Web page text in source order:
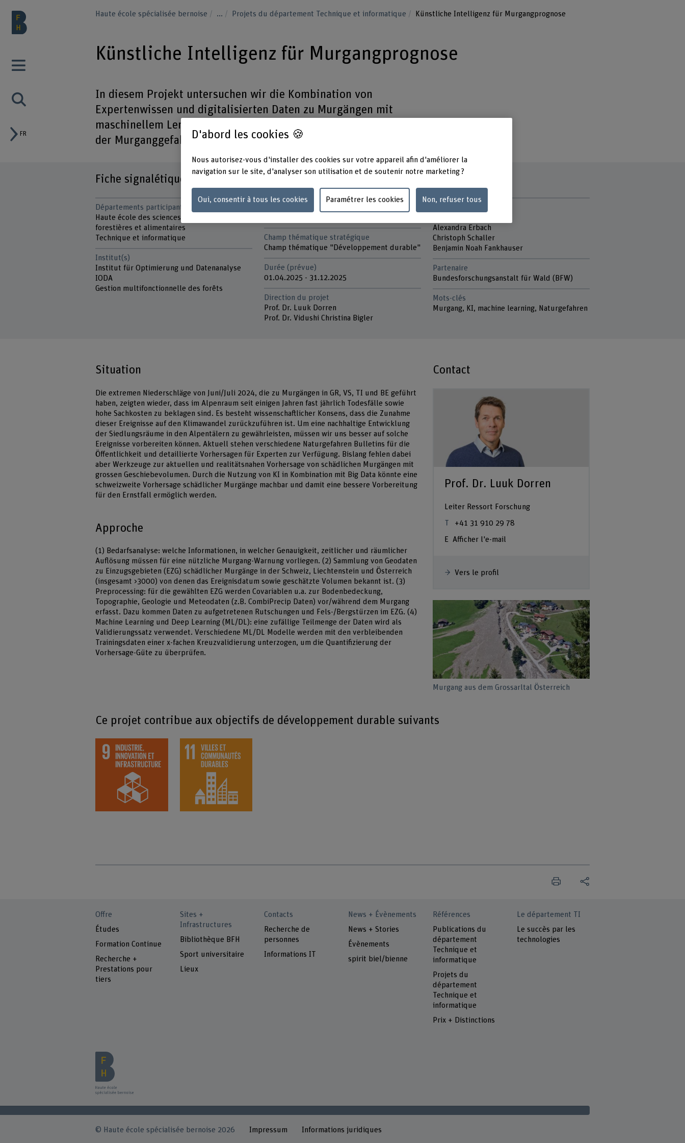
FR
Haute école spécialisée bernoise ... Projets du département Technique et informatique Künstliche Intelligenz für Murgangprognose
Künstliche Intelligenz für Murgangprognose
In diesem Projekt untersuchen wir die Kombination von
Expertenwissen und digitalisierten Daten zu Murgängen mit
maschinellem Lernen zur laufenden Aktualisierung der Prognose
der Murganggefahr.
Fiche signalétique
Départements participants
Haute école des sciences agronomiques,
forestières et alimentaires
Technique et informatique
Institut(s)
Institut für Optimierung und Datenanalyse
IODA
Gestion multifonctionnelle des forêts
Champ thématique stratégique
Champ thématique "Développement durable"
Durée (prévue)
01.04.2025 - 31.12.2025
Direction du projet
Prof. Dr. Luuk Dorren
Prof. Dr. Vidushi Christina Bigler
Alexandra Erbach
Christoph Schaller
Benjamin Noah Fankhauser
Partenaire
Bundesforschungsanstalt für Wald (BFW)
Mots-clés
Murgang, KI, machine learning, Naturgefahren
Situation
Die extremen Niederschläge von Juni/Juli 2024, die zu Murgängen in GR, VS, TI und BE geführt
haben, zeigten wieder, dass im Alpenraum seit einigen Jahren fast jährlich Todesfälle sowie
hohe Sachkosten zu beklagen sind. Es besteht wissenschaftlicher Konsens, dass die Zunahme
dieser Ereignisse auf den Klimawandel zurückzuführen ist. Um eine nachhaltige Entwicklung
der Siedlungsräume in den Alpentälern zu gewährleisten, müssen wir uns besser auf solche
Ereignisse vorbereiten können. Aktuell stehen verschiedene Naturgefahren Bulletins für die
Öffentlichkeit und detaillierte Vorhersagen für Experten zur Verfügung. Bislang fehlen dabei
aber Werkzeuge zur aktuellen und realitätsnahen Vorhersage von schädlichen Murgängen mit
grossen Geschiebevolumen. Durch die Nutzung von KI in Kombination mit Big Data könnte eine
schweizweite Vorhersage schädlicher Murgänge machbar und damit eine bessere Vorbereitung
für den Ernstfall ermöglich werden.
Approche
(1) Bedarfsanalyse: welche Informationen, in welcher Genauigkeit, zeitlicher und räumlicher
Auflösung müssen für eine nützliche Murgang-Warnung vorliegen. (2) Sammlung von Geodaten
zu Einzugsgebieten (EZG) schädlicher Murgänge in der Schweiz, Liechtenstein und Österreich
(insgesamt >3000) von denen das Ereignisdatum sowie geschätzte Volumen bekannt ist. (3)
Preprocessing: für die gewählten EZG werden Covariablen u.a. zur Bodenbedeckung,
Topographie, Geologie und Meteodaten (z.B. CombiPrecip Daten) vor/während dem Murgang
erfasst. Dazu kommen Daten zu aufgetretenen Rutschungen und Fels-/Bergstürzen im EZG. (4)
Machine Learning und Deep Learning (ML/DL): eine zufällige Teilmenge der Daten wird als
Validierungssatz verwendet. Verschiedene ML/DL Modelle werden mit den verbleibenden
Trainingsdaten einer x-fachen Kreuzvalidierung unterzogen, um die Quantifizierung der
Vorhersage-Güte zu überprüfen.
Contact
Prof. Dr. Luuk Dorren
Leiter Ressort Forschung
+41 31 910 29 78
Afficher l'e-mail
Vers le profil
Murgang aus dem Grossarltal Österreich
Ce projet contribue aux objectifs de développement durable suivants
Offre
Études
Formation Continue
Recherche +
Prestations pour
tiers
Sites +
Infrastructures
Bibliothèque BFH
Sport universitaire
Lieux
Contacts
Recherche de
personnes
Informations IT
News + Évènements
News + Stories
Évènements
spirit biel/bienne
Références
Publications du
département
Technique et
informatique
Projets du
département
Technique et
informatique
Prix + Distinctions
Le département TI
Le succès par les
technologies
© Haute école spécialisée bernoise 2026 Impressum Informations juridiques
D'abord les cookies 🍪
Nous autorisez-vous d'installer des cookies sur votre appareil afin d'améliorer la
navigation sur le site, d'analyser son utilisation et de soutenir notre marketing ?
Oui, consentir à tous les cookies Paramétrer les cookies Non, refuser tous